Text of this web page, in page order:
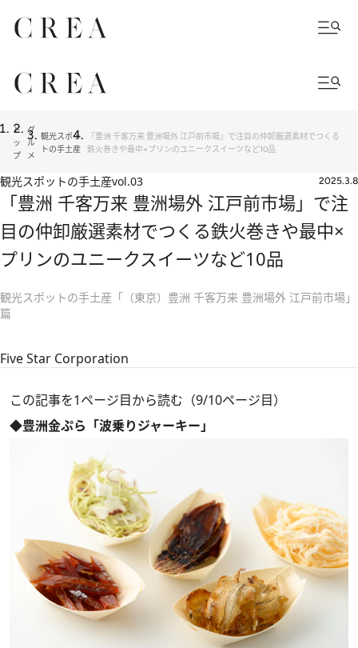
ト
ッ
プ
グ
ル
メ
観光スポッ
トの手土産
「豊洲 千客万来 豊洲場外 江戸前市場」で注目の仲卸厳選素材でつくる
鉄火巻きや最中×プリンのユニークスイーツなど10品
観光スポットの手土産vol.03 2025.3.8
「豊洲 千客万来 豊洲場外 江戸前市場」で注
目の仲卸厳選素材でつくる鉄火巻きや最中×
プリンのユニークスイーツなど10品
観光スポットの手土産「（東京）豊洲 千客万来 豊洲場外 江戸前市場」
篇
Five Star Corporation
この記事を1ページ目から読む（9/10ページ目）
◆豊洲金ぷら「波乗りジャーキー」